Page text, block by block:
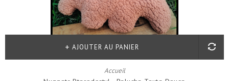
Accueil
AJOUTER AU PANIER